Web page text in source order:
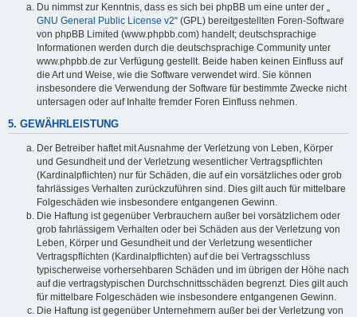
Du nimmst zur Kenntnis, dass es sich bei phpBB um eine unter der „
GNU General Public License v2“ (GPL) bereitgestellten Foren-Software
von phpBB Limited (www.phpbb.com) handelt; deutschsprachige
Informationen werden durch die deutschsprachige Community unter
www.phpbb.de zur Verfügung gestellt. Beide haben keinen Einfluss auf
die Art und Weise, wie die Software verwendet wird. Sie können
insbesondere die Verwendung der Software für bestimmte Zwecke nicht
untersagen oder auf Inhalte fremder Foren Einfluss nehmen.
5. GEWÄHRLEISTUNG
Der Betreiber haftet mit Ausnahme der Verletzung von Leben, Körper
und Gesundheit und der Verletzung wesentlicher Vertragspflichten
(Kardinalpflichten) nur für Schäden, die auf ein vorsätzliches oder grob
fahrlässiges Verhalten zurückzuführen sind. Dies gilt auch für mittelbare
Folgeschäden wie insbesondere entgangenen Gewinn.
Die Haftung ist gegenüber Verbrauchern außer bei vorsätzlichem oder
grob fahrlässigem Verhalten oder bei Schäden aus der Verletzung von
Leben, Körper und Gesundheit und der Verletzung wesentlicher
Vertragspflichten (Kardinalpflichten) auf die bei Vertragsschluss
typischerweise vorhersehbaren Schäden und im übrigen der Höhe nach
auf die vertragstypischen Durchschnittsschäden begrenzt. Dies gilt auch
für mittelbare Folgeschäden wie insbesondere entgangenen Gewinn.
Die Haftung ist gegenüber Unternehmern außer bei der Verletzung von